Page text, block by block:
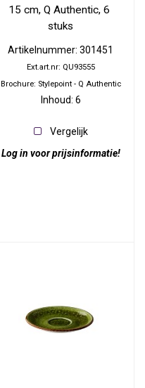
15 cm, Q Authentic, 6
stuks
Artikelnummer: 301451
Ext.art.nr: QU93555
Brochure: Stylepoint - Q Authentic
Inhoud: 6
Vergelijk
Log in voor prijsinformatie!